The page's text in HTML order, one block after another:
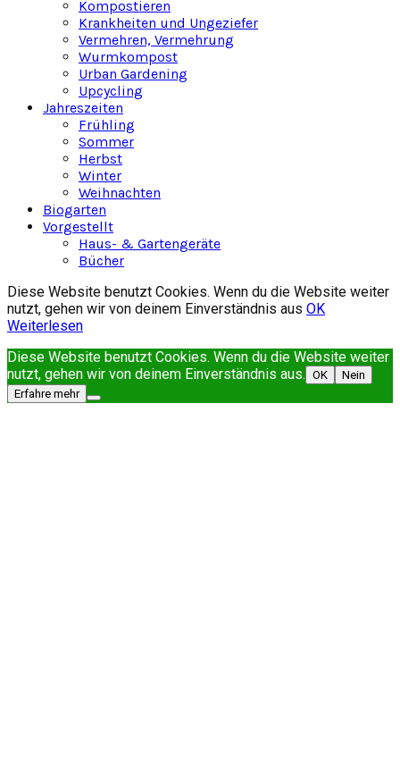
Kompostieren
Krankheiten und Ungeziefer
Vermehren, Vermehrung
Wurmkompost
Urban Gardening
Upcycling
Jahreszeiten
Frühling
Sommer
Herbst
Winter
Weihnachten
Biogarten
Vorgestellt
Haus- & Gartengeräte
Bücher
Diese Website benutzt Cookies. Wenn du die Website weiter
nutzt, gehen wir von deinem Einverständnis aus OK
Weiterlesen
Diese Website benutzt Cookies. Wenn du die Website weiter
nutzt, gehen wir von deinem Einverständnis aus. OK
Nein
Erfahre mehr